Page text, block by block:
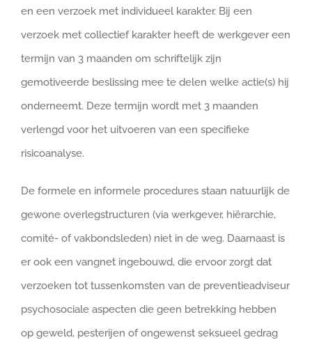
en een verzoek met individueel karakter. Bij een
verzoek met collectief karakter heeft de werkgever een
termijn van 3 maanden om schriftelijk zijn
gemotiveerde beslissing mee te delen welke actie(s) hij
onderneemt. Deze termijn wordt met 3 maanden
verlengd voor het uitvoeren van een specifieke
risicoanalyse.
De formele en informele procedures staan natuurlijk de
gewone overlegstructuren (via werkgever, hiërarchie,
comité- of vakbondsleden) niet in de weg. Daarnaast is
er ook een vangnet ingebouwd, die ervoor zorgt dat
verzoeken tot tussenkomsten van de preventieadviseur
psychosociale aspecten die geen betrekking hebben
op geweld, pesterijen of ongewenst seksueel gedrag